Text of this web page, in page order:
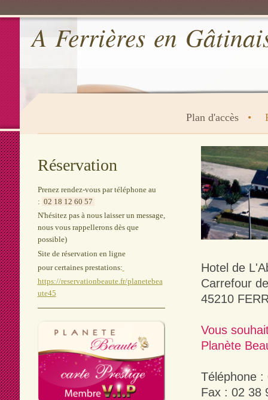
A Ferrières en
Plan d'accès
Hotel de
Carrefour
45210
Vous
Planète
Téléphone :
Fax : 02 38
Réservation
Prenez rendez-vous par téléphone au
: 02 18 12 60 57
N'hésitez pas à nous laisser un message,
nous vous rappellerons dès que
possible)
Site de réservation en ligne
pour certaines prestations:
https://reservationbeaute.fr/planetebea
ute45